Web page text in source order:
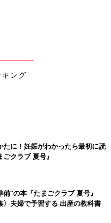
メンズパーク』（２０２２年
で過去に公開されたもので
ング
たに！妊娠がわかったら最初に読
クラブ 夏号』
”の本『たまごクラブ 夏号』
〉夫婦で予習する 出産の教科書